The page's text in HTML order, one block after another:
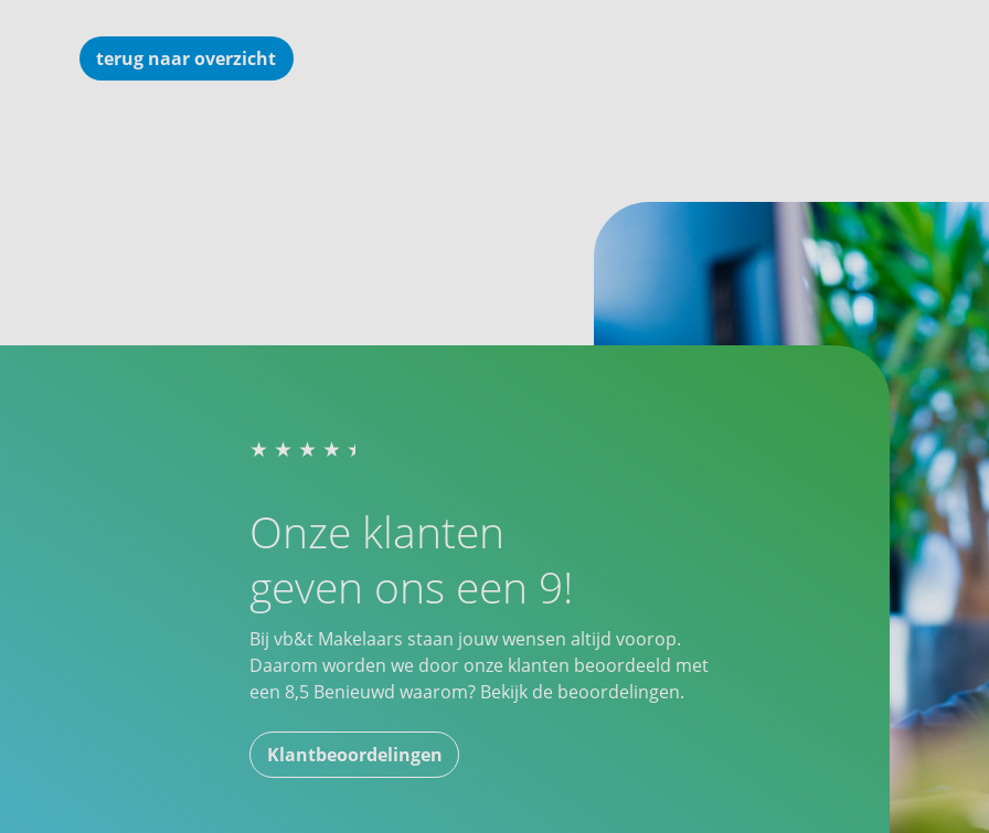
terug naar overzicht
Onze klanten
geven ons een 9!
Bij vb&t Makelaars staan jouw wensen altijd voorop.
Daarom worden we door onze klanten beoordeeld met
een 8,5 Benieuwd waarom? Bekijk de beoordelingen.
Klantbeoordelingen